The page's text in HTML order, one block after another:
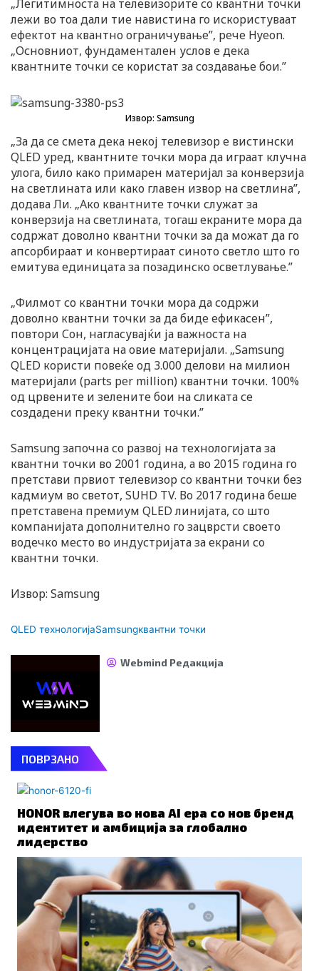
„Легитимноста на телевизорите со квантни точки
лежи во тоа дали тие навистина го искористуваат
ефектот на квантно ограничување”, рече Hyeon.
„Основниот, фундаментален услов е дека
квантните точки се користат за создавање бои.”
Извор: Samsung
„За да се смета дека некој телевизор е вистински
QLED уред, квантните точки мора да играат клучна
улога, било како примарен материјал за конверзија
на светлината или како главен извор на светлина”,
додава Ли. „Ако квантните точки служат за
конверзија на светлината, тогаш екраните мора да
содржат доволно квантни точки за да можат да го
апсорбираат и конвертираат синото светло што го
емитува единицата за позадинско осветлување.”
„Филмот со квантни точки мора да содржи
доволно квантни точки за да биде ефикасен”,
повтори Сон, нагласувајќи ја важноста на
концентрацијата на овие материјали. „Samsung
QLED користи повеќе од 3.000 делови на милион
материјали (parts per million) квантни точки. 100%
од црвените и зелените бои на сликата се
создадени преку квантни точки.”
Samsung започна со развој на технологијата за
квантни точки во 2001 година, а во 2015 година го
претстави првиот телевизор со квантни точки без
кадмиум во светот, SUHD TV. Во 2017 година беше
претставена премиум QLED линијата, со што
компанијата дополнително го зацврсти своето
водечко место во индустријата за екрани со
квантни точки.
Извор: Samsung
QLED технологијаSamsungквантни точки
Webmind Редакција
ПОВРЗАНО
HONOR влегува во нова AI ера со нов бренд
идентитет и амбиција за глобално
лидерство